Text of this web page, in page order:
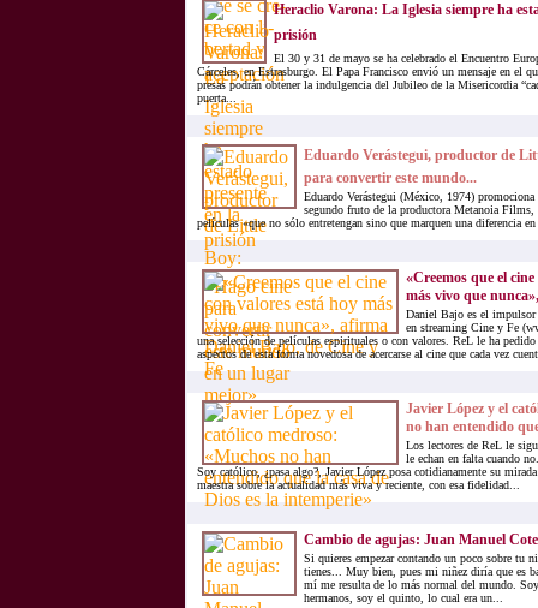
Heraclio Varona: La Iglesia siempre ha
prisión
El 30 y 31 de mayo se ha celebrado el Encuentro
Cárceles, en Estrasburgo. El Papa Francisco envió un mensaje en el
presas podrán obtener la indulgencia del Jubileo de la Misericordia
puerta...
Eduardo Verástegui, productor de
para convertir este mundo...
Eduardo Verástegui (México, 1974)
segundo fruto de la productora Metanoia Films,
películas «que no sólo entretengan sino que marquen una diferencia
«Creemos que el
más vivo que
Daniel Bajo es el impulsor
en streaming Cine y Fe
una selección de películas espirituales o con valores. ReL le ha
aspectos de esta forma novedosa de acercarse al cine que cada vez
Javier López y el
no han entendido
Los lectores de ReL le
le echan en falta cuando
Soy católico, ¿pasa algo?, Javier López posa cotidianamente su
maestra sobre la actualidad más viva y reciente, con esa fidelidad...
Cambio de agujas: Juan Manuel
Si quieres empezar contando un poco sobre tu
tienes... Muy bien, pues mi niñez diría que es
mí me resulta de lo más normal del mundo.
hermanos, soy el quinto, lo cual era un...